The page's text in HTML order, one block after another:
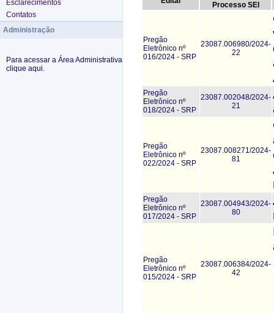
Esclarecimentos
Contatos
Administração
Para acessar a Área Administrativa
clique aqui.
Processo SEI
Pregão
Eletrônico nº
016/2024 - SRP
23087.006980/2024-
22
Pregão
Eletrônico nº
018/2024 - SRP
23087.002048/2024-
21
Pregão
Eletrônico nº
022/2024 - SRP
23087.008271/2024-
81
Pregão
Eletrônico nº
017/2024 - SRP
23087.004943/2024-
80
Pregão
Eletrônico nº
015/2024 - SRP
23087.006384/2024-
42